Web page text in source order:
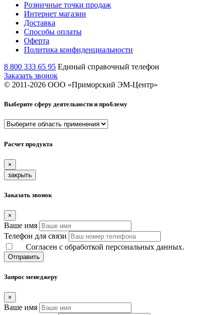
Розничные точки продаж
Интернет магазин
Доставка
Способы оплаты
Оферта
Политика конфиденциальности
8 800 333 65 95 Единый справочный телефон
Заказать звонок
© 2011-2026 ООО «Приморский ЭМ-Центр»
Выберите сферу деятельности и проблему
Расчет продукта
×
закрыть
Заказать звонок
×
Ваше имя
Телефон для связи
Согласен с обработкой персональных данных.
Отправить
Запрос менеджеру
×
Ваше имя